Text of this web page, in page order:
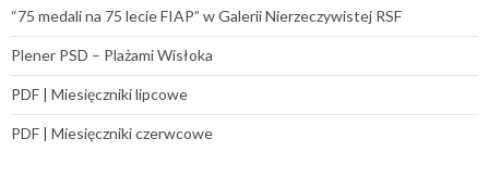
“75 medali na 75 lecie FIAP” w Galerii Nierzeczywistej RSF
Plener PSD – Plażami Wisłoka
PDF | Miesięczniki lipcowe
PDF | Miesięczniki czerwcowe